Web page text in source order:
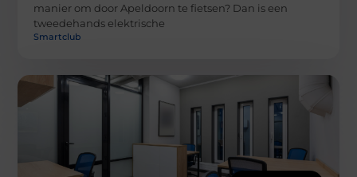
manier om door Apeldoorn te fietsen? Dan is een
tweedehands elektrische
Smartclub